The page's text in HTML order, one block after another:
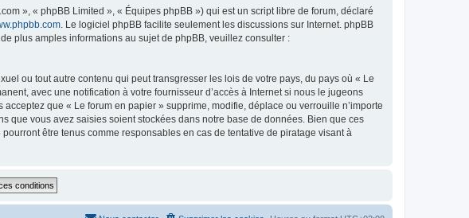
», « phpBB Limited », « Équipes phpBB ») qui est un script libre de forum, déclaré
. Le logiciel phpBB facilite seulement les discussions sur Internet. phpBB
plus amples informations au sujet de phpBB, veuillez consulter :
ou tout autre contenu qui peut transgresser les lois de votre pays, du pays où « Le
avec une notification à votre fournisseur d’accès à Internet si nous le jugeons
que « Le forum en papier » supprime, modifie, déplace ou verrouille n’importe
que vous avez saisies soient stockées dans notre base de données. Bien que ces
être tenus comme responsables en cas de tentative de piratage visant à